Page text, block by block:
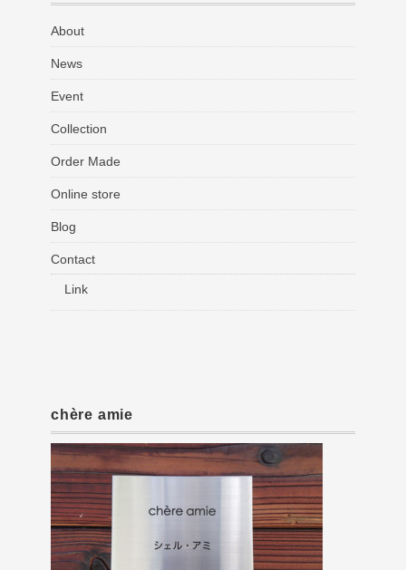
About
News
Event
Collection
Order Made
Online store
Blog
Contact
Link
chère amie